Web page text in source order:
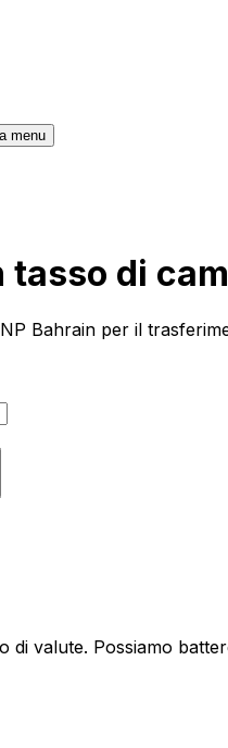
menu
tasso di
Bahrain per il
di valute. Possiamo